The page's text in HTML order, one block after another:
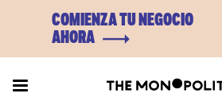
COMIENZA TU NEGOCIO
AHORA